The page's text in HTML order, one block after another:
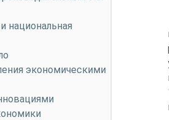
национальная
экономическими